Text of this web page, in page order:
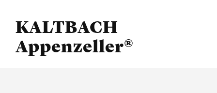
KALTBACH
Appenzeller®